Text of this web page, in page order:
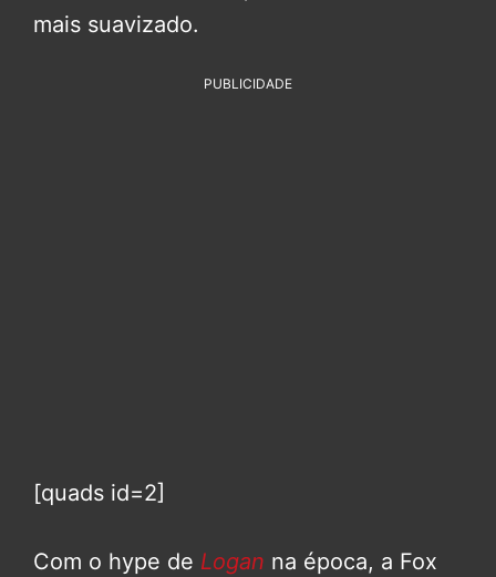
mais suavizado.
PUBLICIDADE
[quads id=2]
Com o hype de Logan na época, a Fox